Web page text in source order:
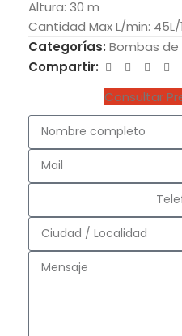
Altura: 30 m
Cantidad Max L/min: 45L/
Categorías: Bombas de
Compartir:
Consultar